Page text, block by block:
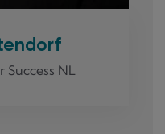
Success NL